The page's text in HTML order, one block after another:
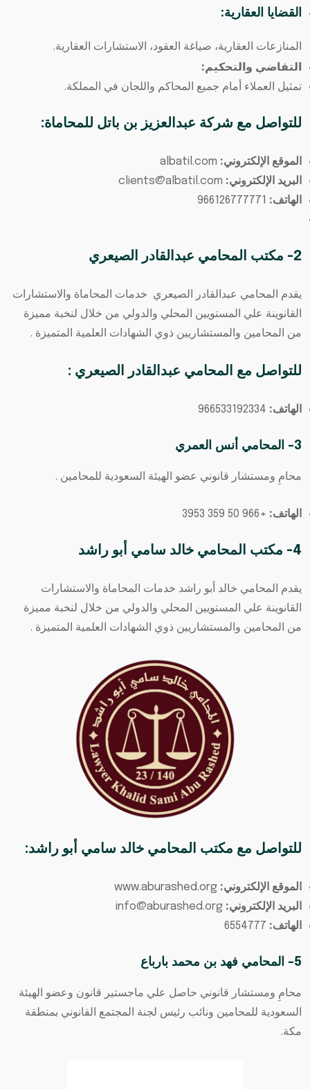
القضايا العقارية:
المنازعات العقارية، صياغة العقود، الاستشارات العقارية.
التقاضي والتحكيم:
تمثيل العملاء أمام جميع المحاكم واللجان في المملكة.
للتواصل مع شركة عبدالعزيز بن باتل للمحاماة:
الموقع الإلكتروني: albatil.com
البريد الإلكتروني:
الهاتف: 966126777771
2- مكتب المحامي عبدالقادر الصيعري
يقدم المحامي عبدالقادر الصيعري خدمات المحاماة والاستشارات
القانوينة علي المستويين المحلي والدولي من خلال لنخبة مميزة
من المحامين والمستشاريين ذوي الشهادات العلمية المتميزة .
للتواصل مع المحامي عبدالقادر الصيعري :
الهاتف:
3- المحامي أنس العمري
محامِ ومستشار قانوني عضو الهيئة السعودية للمحامين .
الهاتف: +966 50 359 3953
4- مكتب المحامي خالد سامي أبو راشد
يقدم المحامي خالد أبو راشد خدمات المحاماة والاستشارات
القانوينة علي المستويين المحلي والدولي من خلال لنخبة مميزة
من المحامين والمستشاريين ذوي الشهادات العلمية المتميزة .
للتواصل مع مكتب المحامي خالد سامي أبو راشد:
الموقع الإلكتروني: www.aburashed.org
البريد الإلكتروني:
الهاتف:
5- المحامي فهد بن محمد بارباع
محامِ ومستشار قانوني حاصل علي ماجستير قانون وعضو الهيئة
السعودية للمحامين ونائب رئيس لجنة المجتمع القانوني بمنطقة
مكة.